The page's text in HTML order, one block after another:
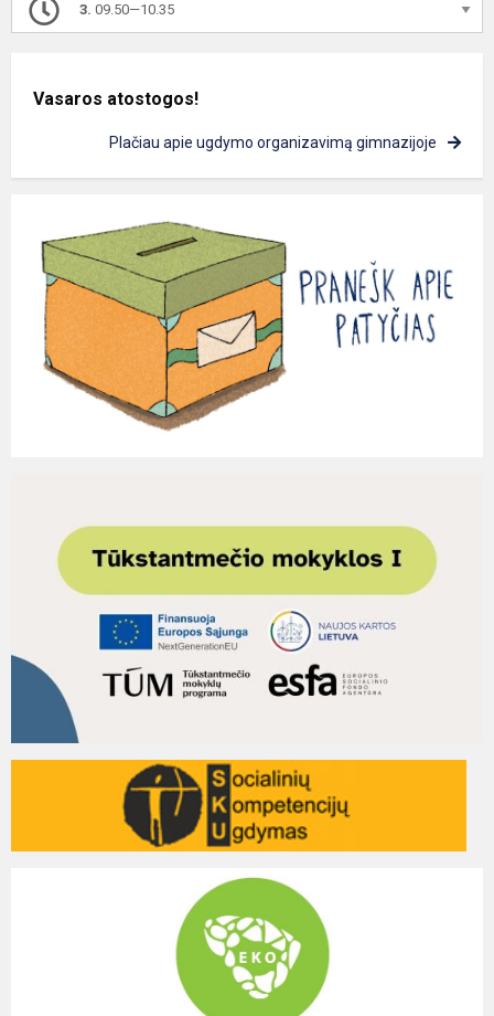
3. 09.50—10.35
Vasaros atostogos!
Plačiau apie ugdymo organizavimą gimnazijoje